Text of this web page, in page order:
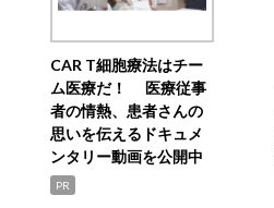
CAR T細胞療法はチー
ム医療だ！ 医療従事
者の情熱、患者さんの
思いを伝えるドキュメ
ンタリー動画を公開中
PR